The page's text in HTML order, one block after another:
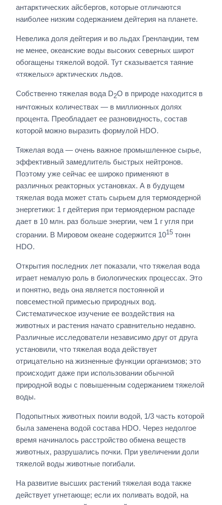
антарктических айсбергов, которые отличаются
наиболее низким содержанием дейтерия на планете.
Невелика доля дейтерия и во льдах Гренландии, тем
не менее, океанские воды высоких северных широт
обогащены тяжелой водой. Тут сказывается таяние
«тяжелых» арктических льдов.
Собственно тяжелая вода D2O в природе находится в
ничтожных количествах — в миллионных долях
процента. Преобладает ее разновидность, состав
которой можно выразить формулой HDO.
Тяжелая вода — очень важное промышленное сырье,
эффективный замедлитель быстрых нейтронов.
Поэтому уже сейчас ее широко применяют в
различных реакторных установках. А в будущем
тяжелая вода может стать сырьем для термоядерной
энергетики: 1 г дейтерия при термоядерном распаде
дает в 10 млн. раз больше энергии, чем 1 г угля при
сгорании. В Мировом океане содержится 1015 тонн
HDO.
Открытия последних лет показали, что тяжелая вода
играет немалую роль в биологических процессах. Это
и понятно, ведь она является постоянной и
повсеместной примесью природных вод.
Систематическое изучение ее воздействия на
животных и растения начато сравнительно недавно.
Различные исследователи независимо друг от друга
установили, что тяжелая вода действует
отрицательно на жизненные функции организмов; это
происходит даже при использовании обычной
природной воды с повышенным содержанием тяжелой
воды.
Подопытных животных поили водой, 1/3 часть которой
была заменена водой состава HDO. Через недолгое
время начиналось расстройство обмена веществ
животных, разрушались почки. При увеличении доли
тяжелой воды животные погибали.
На развитие высших растений тяжелая вода также
действует угнетающе; если их поливать водой, на